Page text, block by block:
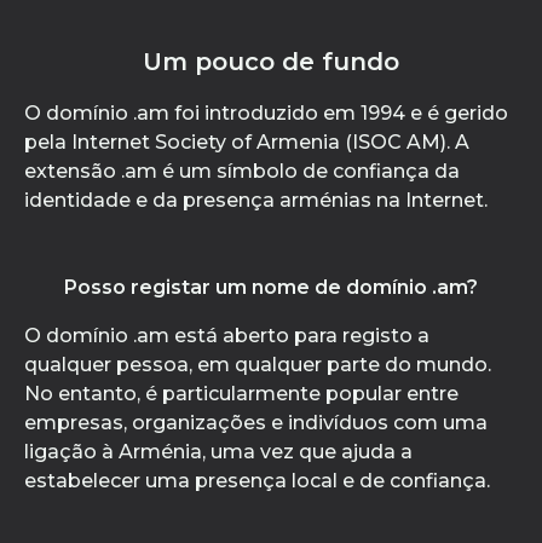
Um pouco de fundo
O domínio .am foi introduzido em 1994 e é gerido
pela Internet Society of Armenia (ISOC AM). A
extensão .am é um símbolo de confiança da
identidade e da presença arménias na Internet.
Posso registar um nome de domínio .am?
O domínio .am está aberto para registo a
qualquer pessoa, em qualquer parte do mundo.
No entanto, é particularmente popular entre
empresas, organizações e indivíduos com uma
ligação à Arménia, uma vez que ajuda a
estabelecer uma presença local e de confiança.